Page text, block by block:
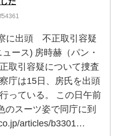
に出頭 不正取引容疑
ース) 房時赫（パン・
取引容疑について捜査
庁は15日、房氏を出頭
っている。 この日午前
のスーツ姿で同庁に到
articles/b3301…